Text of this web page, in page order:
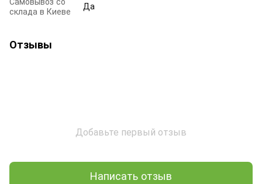
склада в Киеве
Да
Отзывы
Добавьте первый отзыв
Написать отзыв